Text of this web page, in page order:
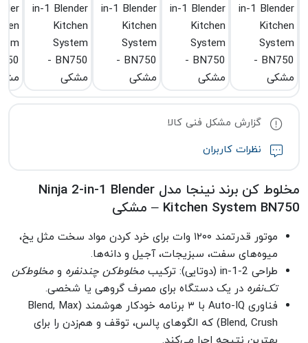
گزارش مشکل فنی کالا
نظرات کاربران
مخلوط کن برند نینجا مدل Ninja 2-in-1 Blender
Kitchen System BN750 – مشکی
موتور قدرتمند ۱۲۰۰ وات برای خرد کردن مواد سخت مثل یخ،
میوه‌های سفت، سبزیجات، آجیل و دانه‌ها.
طراحی 2-in-1 (دوتایی): ترکیب
مخلوط‌کن چندنفره و مخلوط‌کن
تک‌نفره در یک دستگاه برای مصرف گروهی یا شخصی.
فناوری Auto-IQ با ۳ برنامه خودکار هوشمند (Blend, Max
Blend, Crush) که الگوهای پالس، توقف و هم‌زدن را برای
بهترین نتیجه اجرا می‌کند.